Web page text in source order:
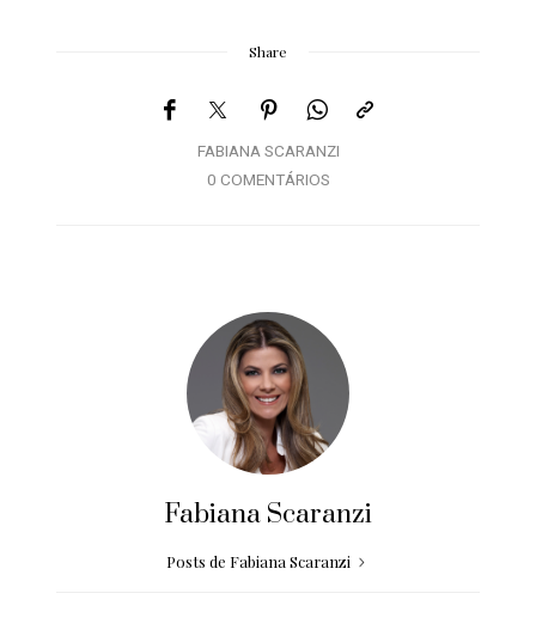
Share
FABIANA SCARANZI
0 COMENTÁRIOS
Fabiana Scaranzi
Posts de Fabiana Scaranzi